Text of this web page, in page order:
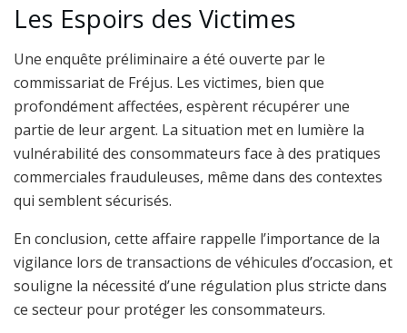
Les Espoirs des Victimes
Une enquête préliminaire a été ouverte par le
commissariat de Fréjus. Les victimes, bien que
profondément affectées, espèrent récupérer une
partie de leur argent. La situation met en lumière la
vulnérabilité des consommateurs face à des pratiques
commerciales frauduleuses, même dans des contextes
qui semblent sécurisés.
En conclusion, cette affaire rappelle l’importance de la
vigilance lors de transactions de véhicules d’occasion, et
souligne la nécessité d’une régulation plus stricte dans
ce secteur pour protéger les consommateurs.